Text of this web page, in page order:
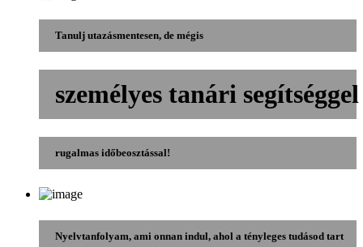
Tanulj utazásmentesen, de mégis
személyes tanári segítséggel
rugalmas időbeosztással!
Nyelvtanfolyam, ami onnan indul, ahol a tényleges tudásod tart